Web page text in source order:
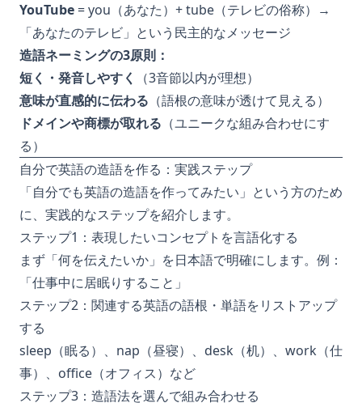
YouTube = you（あなた）+ tube（テレビの俗称）→
「あなたのテレビ」という民主的なメッセージ
造語ネーミングの3原則：
短く・発音しやすく
（3音節以内が理想）
意味が直感的に伝わる （語根の意味が透けて見える）
ドメインや商標が取れる （ユニークな組み合わせにす
る）
自分で英語の造語を作る：実践ステップ
「自分でも英語の造語を作ってみたい」という方のため
に、実践的なステップを紹介します。
ステップ1：表現したいコンセプトを言語化する
まず「何を伝えたいか」を日本語で明確にします。例：
「仕事中に居眠りすること」
ステップ2：関連する英語の語根・単語をリストアップ
する
sleep（眠る）、nap（昼寝）、desk（机）、work（仕
事）、office（オフィス）など
ステップ3：造語法を選んで組み合わせる